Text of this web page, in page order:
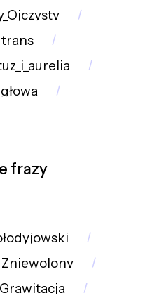
trans
frazy
Zniewolony
Grawitacja